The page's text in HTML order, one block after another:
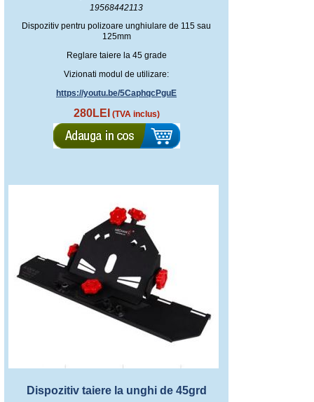
19568442113
Dispozitiv pentru polizoare unghiulare de 115 sau
125mm
Reglare taiere la 45 grade
Vizionati modul de utilizare:
https://youtu.be/5CaphqcPguE
280LEI (TVA inclus)
Dispozitiv taiere la unghi de 45grd